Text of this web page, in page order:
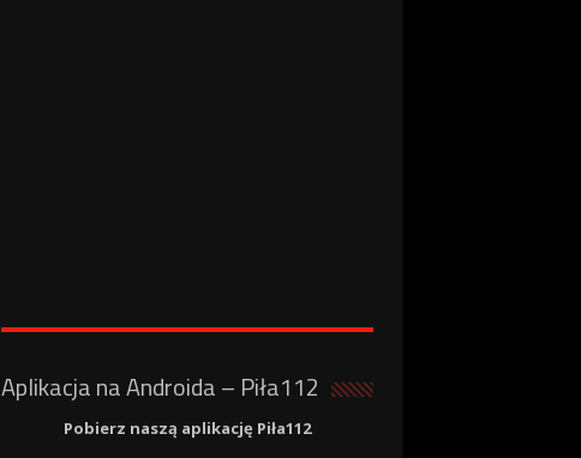
Aplikacja na Androida – Piła112
Pobierz naszą aplikację Piła112